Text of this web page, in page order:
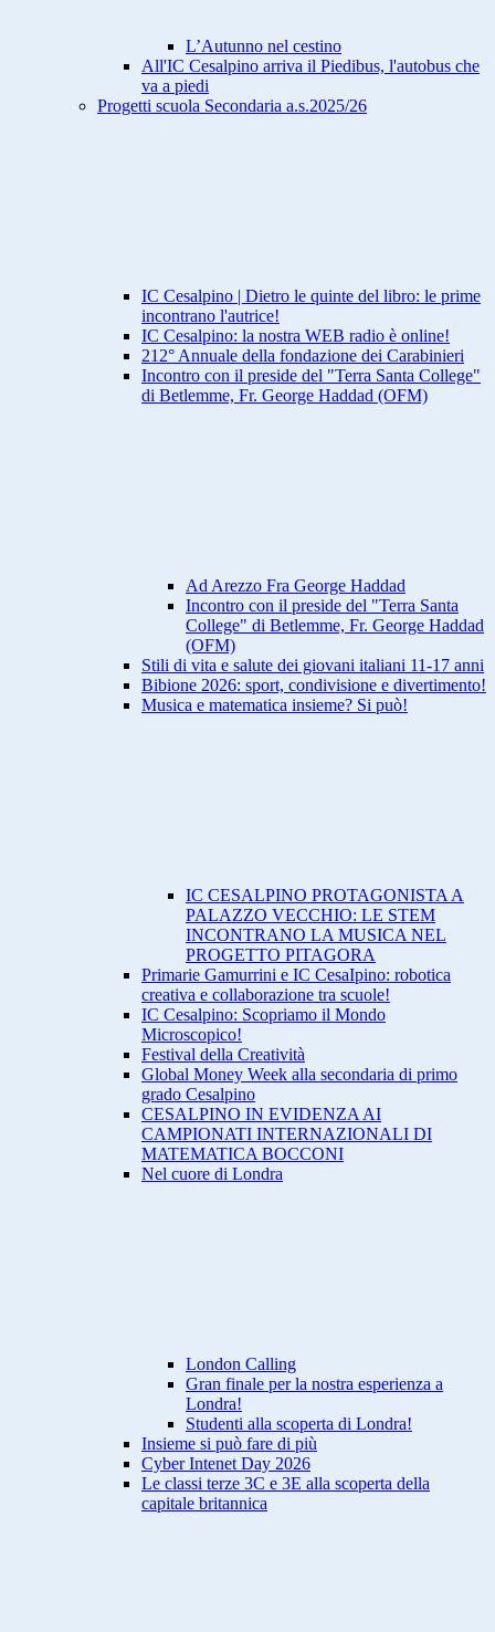
L’Autunno nel cestino
All'IC Cesalpino arriva il Piedibus, l'autobus che
va a piedi
Progetti scuola Secondaria a.s.2025/26
IC Cesalpino | Dietro le quinte del libro: le prime
incontrano l'autrice!
IC Cesalpino: la nostra WEB radio è online!
212° Annuale della fondazione dei Carabinieri
Incontro con il preside del "Terra Santa College"
di Betlemme, Fr. George Haddad (OFM)
Ad Arezzo Fra George Haddad
Incontro con il preside del "Terra Santa
College" di Betlemme, Fr. George Haddad
(OFM)
Stili di vita e salute dei giovani italiani 11-17 anni
Bibione 2026: sport, condivisione e divertimento!
Musica e matematica insieme? Si può!
IC CESALPINO PROTAGONISTA A
PALAZZO VECCHIO: LE STEM
INCONTRANO LA MUSICA NEL
PROGETTO PITAGORA
Primarie Gamurrini e IC CesaIpino: robotica
creativa e collaborazione tra scuole!
IC Cesalpino: Scopriamo il Mondo
Microscopico!
Festival della Creatività
Global Money Week alla secondaria di primo
grado Cesalpino
CESALPINO IN EVIDENZA AI
CAMPIONATI INTERNAZIONALI DI
MATEMATICA BOCCONI
Nel cuore di Londra
London Calling
Gran finale per la nostra esperienza a
Londra!
Studenti alla scoperta di Londra!
Insieme si può fare di più
Cyber Intenet Day 2026
Le classi terze 3C e 3E alla scoperta della
capitale britannica